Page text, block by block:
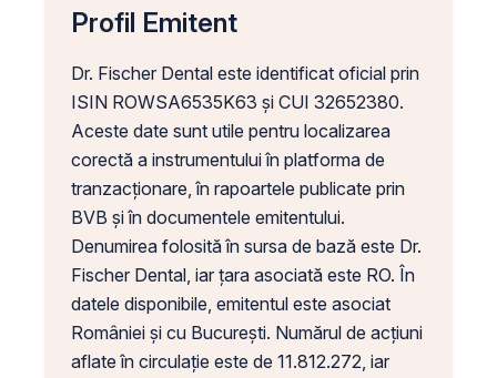
Profil Emitent
Dr. Fischer Dental este identificat oficial prin
ISIN ROWSA6535K63 și CUI 32652380.
Aceste date sunt utile pentru localizarea
corectă a instrumentului în platforma de
tranzacționare, în rapoartele publicate prin
BVB și în documentele emitentului.
Denumirea folosită în sursa de bază este Dr.
Fischer Dental, iar țara asociată este RO. În
datele disponibile, emitentul este asociat
României și cu București. Numărul de acțiuni
aflate în circulație este de 11.812.272, iar